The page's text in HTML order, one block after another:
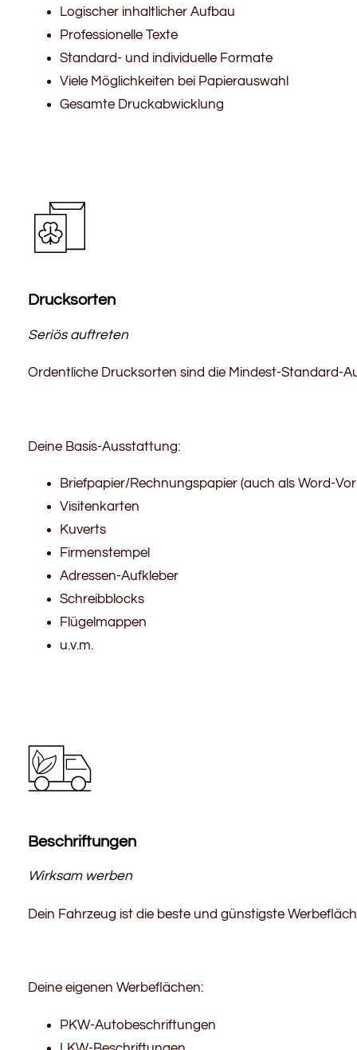
Logischer inhaltlicher Aufbau
Professionelle Texte
Standard- und individuelle Formate
Viele Möglichkeiten bei Papierauswahl
Gesamte Druckabwicklung
Drucksorten
Seriös auftreten
Ordentliche Drucksorten sind die Mindest-Standard-
Deine Basis-Ausstattung:
Briefpapier/Rechnungspapier (auch als Word-
Visitenkarten
Kuverts
Firmenstempel
Adressen-Aufkleber
Schreibblocks
Flügelmappen
u.v.m.
Beschriftungen
Wirksam werben
Dein Fahrzeug ist die beste und günstigste
Deine eigenen Werbeflächen:
PKW-Autobeschriftungen